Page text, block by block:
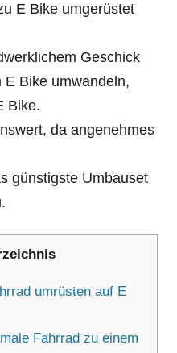
E Bike umgerüstet
Geschick
Bike umwandeln,
Bike.
da angenehmes
günstigste Umbauset
umrüsten auf E
Fahrrad zu einem